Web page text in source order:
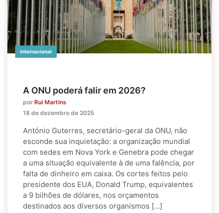
Internacional
A ONU poderá falir em 2026?
por Rui Martins
18 de dezembro de 2025
António Guterres, secretário-geral da ONU, não
esconde sua inquietação: a organização mundial
com sedes em Nova York e Genebra pode chegar
a uma situação equivalente à de uma falência, por
falta de dinheiro em caixa. Os cortes feitos pelo
presidente dos EUA, Donald Trump, equivalentes
a 9 bilhões de dólares, nos orçamentos
destinados aos diversos organismos […]